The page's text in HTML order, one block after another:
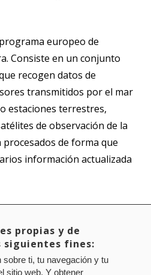
europeo de
Consiste en un conjunto
recogen datos de
transmitidos por el mar
estaciones terrestres,
de observación de la
de forma que
información actualizada
TwitterFacebook
propias y de
siguientes fines:
sobre ti, tu navegación y tu
sitio web. Y obtener